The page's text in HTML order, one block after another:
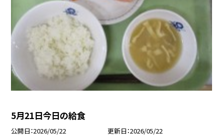
5月21日今日の給食
公開日 2026/05/22 更新日 2026/05/22